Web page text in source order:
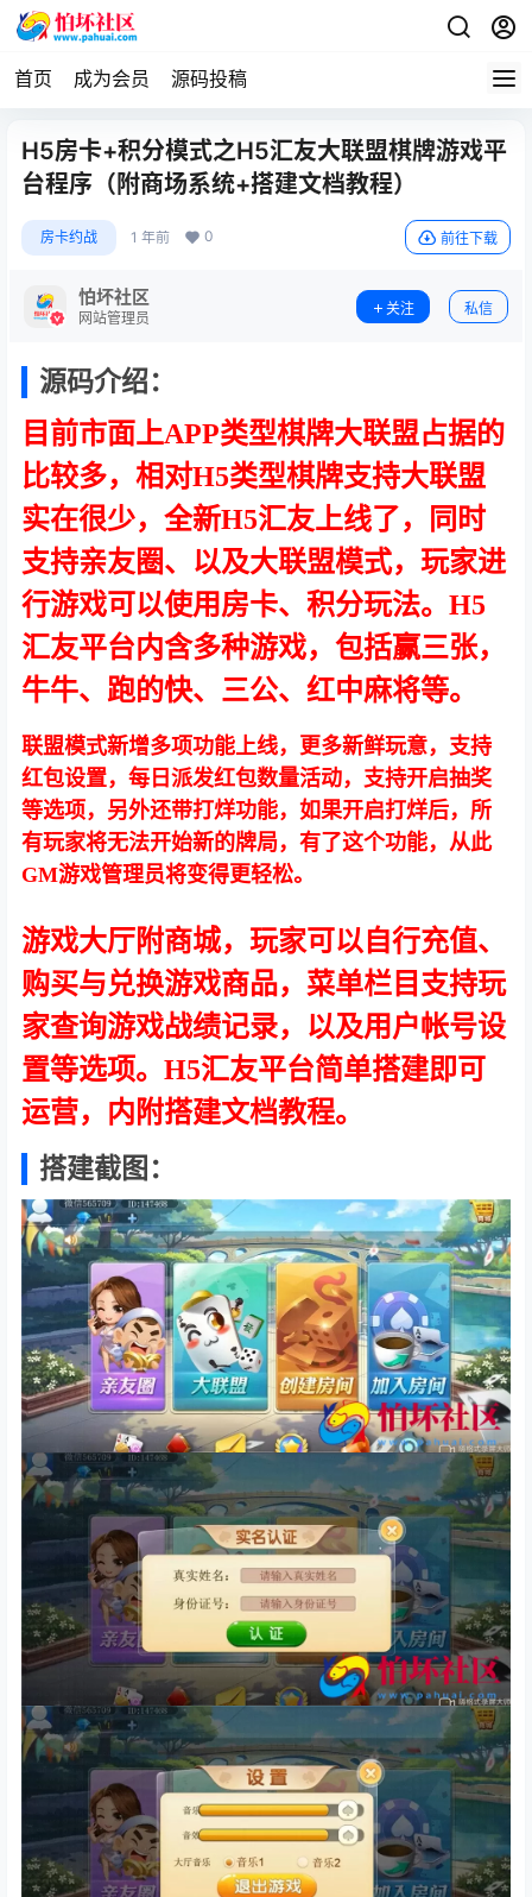
首页 成为会员 源码投稿
H5房卡+积分模式之H5汇友大联盟棋牌游戏平
台程序（附商场系统+搭建文档教程）
房卡约战 1 年前 0 前往下载
怕坏社区
网站管理员
关注 私信
源码介绍：
目前市面上APP类型棋牌大联盟占据的
比较多，相对H5类型棋牌支持大联盟
实在很少，全新H5汇友上线了，同时
支持亲友圈、以及大联盟模式，玩家进
行游戏可以使用房卡、积分玩法。H5
汇友平台内含多种游戏，包括赢三张，
牛牛、跑的快、三公、红中麻将等。
联盟模式新增多项功能上线，更多新鲜玩意，支持
红包设置，每日派发红包数量活动，支持开启抽奖
等选项，另外还带打烊功能，如果开启打烊后，所
有玩家将无法开始新的牌局，有了这个功能，从此
GM游戏管理员将变得更轻松。
游戏大厅附商城，玩家可以自行充值、
购买与兑换游戏商品，菜单栏目支持玩
家查询游戏战绩记录，以及用户帐号设
置等选项。H5汇友平台简单搭建即可
运营，内附搭建文档教程。
搭建截图：